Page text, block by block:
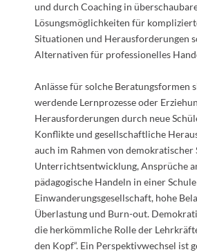
und durch Coaching in
Lösungsmöglichkeiten für
Situationen und Herausforderungen
Alternativen für professionelles
Anlässe für solche Beratungsformen
werdende Lernprozesse oder
Herausforderungen durch neue
Konflikte und gesellschaftliche
auch im Rahmen von demokratischer
Unterrichtsentwicklung, Ansprüche
pädagogische Handeln in einer
Einwanderungsgesellschaft, hohe
Überlastung und Burn-out.
die herkömmliche Rolle der
den Kopf“. Ein Perspektivwechsel ist